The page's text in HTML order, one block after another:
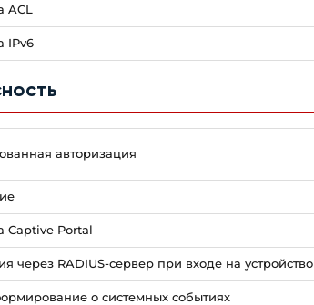
ACL
IPv6
авторизация
Captive Portal
через RADIUS-сервер при входе на устройство
о системных событиях